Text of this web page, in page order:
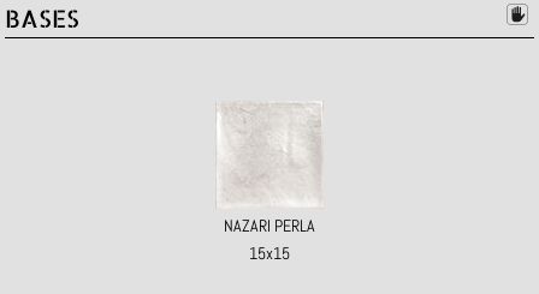
BASES
NAZARI PERLA
15x15